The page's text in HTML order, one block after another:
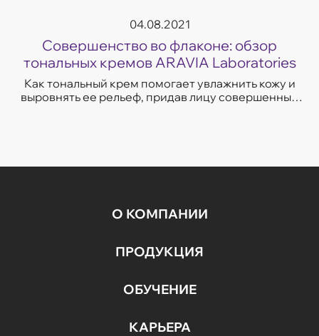
04.08.2021
Совершенство во флаконе: обзор
тональных кремов ARAVIA Laboratories
Как тональный крем помогает увлажнить кожу и
выровнять ее рельеф, придав лицу совершенный
О КОМПАНИИ
ПРОДУКЦИЯ
ОБУЧЕНИЕ
КАРЬЕРА